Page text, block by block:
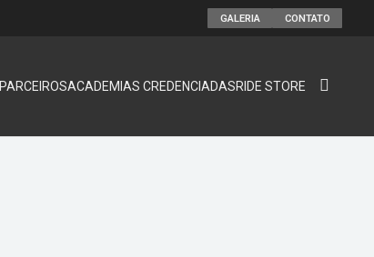
GALERIA CONTATO
PARCEIROSACADEMIAS CREDENCIADASRIDE STORE